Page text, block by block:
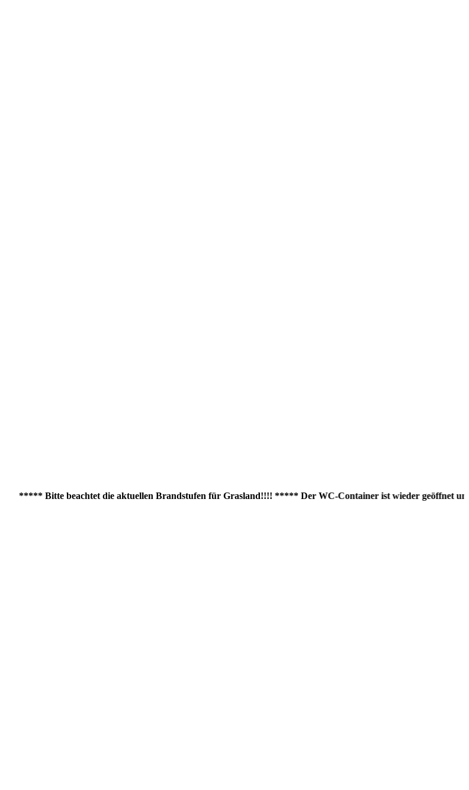
***** Bitte beachtet die aktuellen Brandstufen für Grasland!!!! ***** Der WC-Container ist wieder geöffnet und